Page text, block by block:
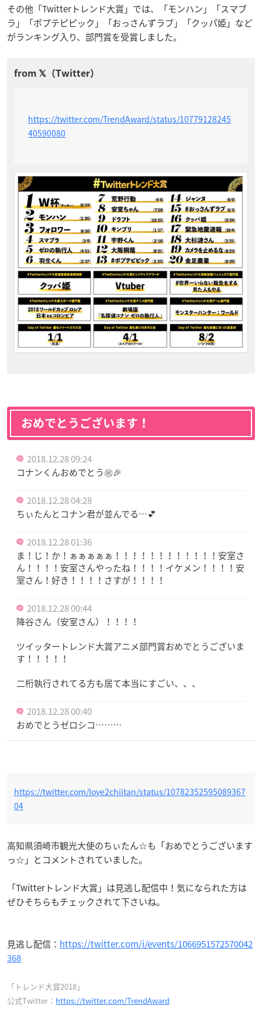
その他「Twitterトレンド大賞」では、「モンハン」「スマブ
ラ」「ポプテピピック」「おっさんずラブ」「クッパ姫」など
がランキング入り、部門賞を受賞しました。
https://twitter.com/TrendAward/status/10779128245
40590080
おめでとうございます！
2018.12.28 09:24
コナンくんおめでとう㊗️🎉
2018.12.28 04:28
ちぃたんとコナン君が並んでる…💕
2018.12.28 01:36
ま！じ！か！ぁぁぁぁぁ！！！！！！！！！！！！安室さ
ん！！！！安室さんやったね！！！！イケメン！！！！安
室さん！好き！！！！さすが！！！！
2018.12.28 00:44
降谷さん（安室さん）！！！！
ツイッタートレンド大賞アニメ部門賞おめでとうございま
す！！！！！
二桁執行されてる方も居て本当にすごい、、、
2018.12.28 00:40
おめでとうゼロシコ………
https://twitter.com/love2chiitan/status/10782352595089367
04
高知県須崎市観光大使のちぃたん☆も「おめでとうございます
っ☆」とコメントされていました。
「Twitterトレンド大賞」は見逃し配信中！気になられた方は
ぜひそちらもチェックされて下さいね。
見逃し配信： https://twitter.com/i/events/1066951572570042
368
「トレンド大賞2018」
公式Twitter： https://twitter.com/TrendAward